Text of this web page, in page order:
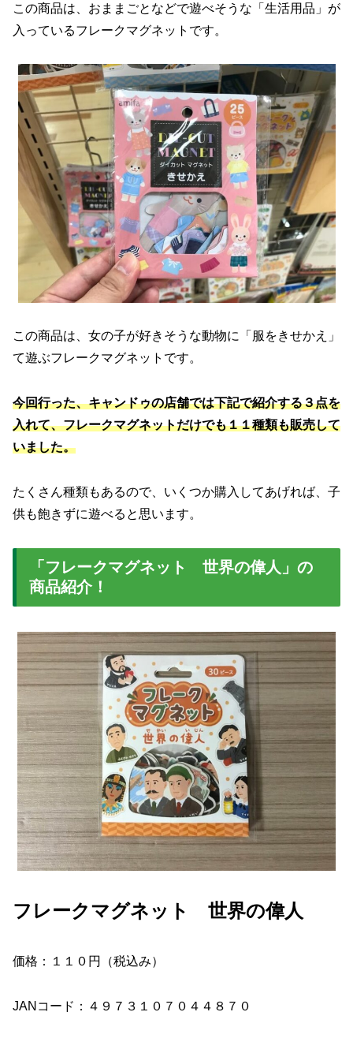
この商品は、おままごとなどで遊べそうな「生活用品」が
入っているフレークマグネットです。
この商品は、女の子が好きそうな動物に「服をきせかえ」
て遊ぶフレークマグネットです。
今回行った、キャンドゥの店舗では下記で紹介する３点を
入れて、フレークマグネットだけでも１１種類も販売して
いました。
たくさん種類もあるので、いくつか購入してあげれば、子
供も飽きずに遊べると思います。
「フレークマグネット 世界の偉人」の
商品紹介！
フレークマグネット 世界の偉人
価格：１１０円（税込み）
JANコード：４９７３１０７０４４８７０